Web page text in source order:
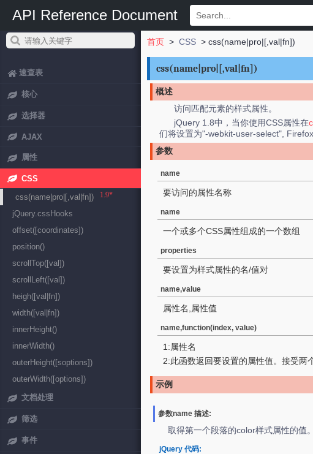
API Reference Document
首页 > CSS > css(name|pro|[,val|fn])
css(name|pro|[,val|fn])
概述
访问匹配元素的样式属性。
jQuery 1.8中，当你使用CSS属性在
们将设置为"-webkit-user-select",
参数
name
要访问的属性名称
name
一个或多个CSS属性组成的一个数组
properties
要设置为样式属性的名/值对
name,value
属性名,属性值
name,function(index, value)
1:属性名
2:此函数返回要设置的属性值。接受两
示例
参数name 描述:
取得第一个段落的color样式属性的值。
jQuery 代码:
速查表
核心
选择器
AJAX
属性
CSS
css(name|pro|[,val|fn])
1.9*
jQuery.cssHooks
offset([coordinates])
position()
scrollTop([val])
scrollLeft([val])
heigh([val|fn])
width([val|fn])
innerHeight()
innerWidth()
outerHeight([soptions])
outerWidth([options])
文档处理
筛选
事件